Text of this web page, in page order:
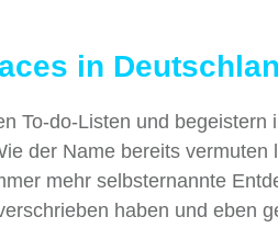
in
To-do-Listen und
der Name bereits
mehr selbsternannte
haben und eben